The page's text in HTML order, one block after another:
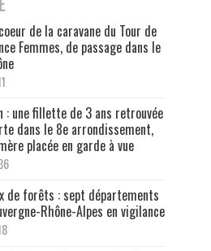
de la caravane du Tour de
Femmes, de passage dans le
: une fillette de 3 ans retrouvée
dans le 8e arrondissement,
placée en garde à vue
de forêts : sept départements
Rhône-Alpes en vigilance